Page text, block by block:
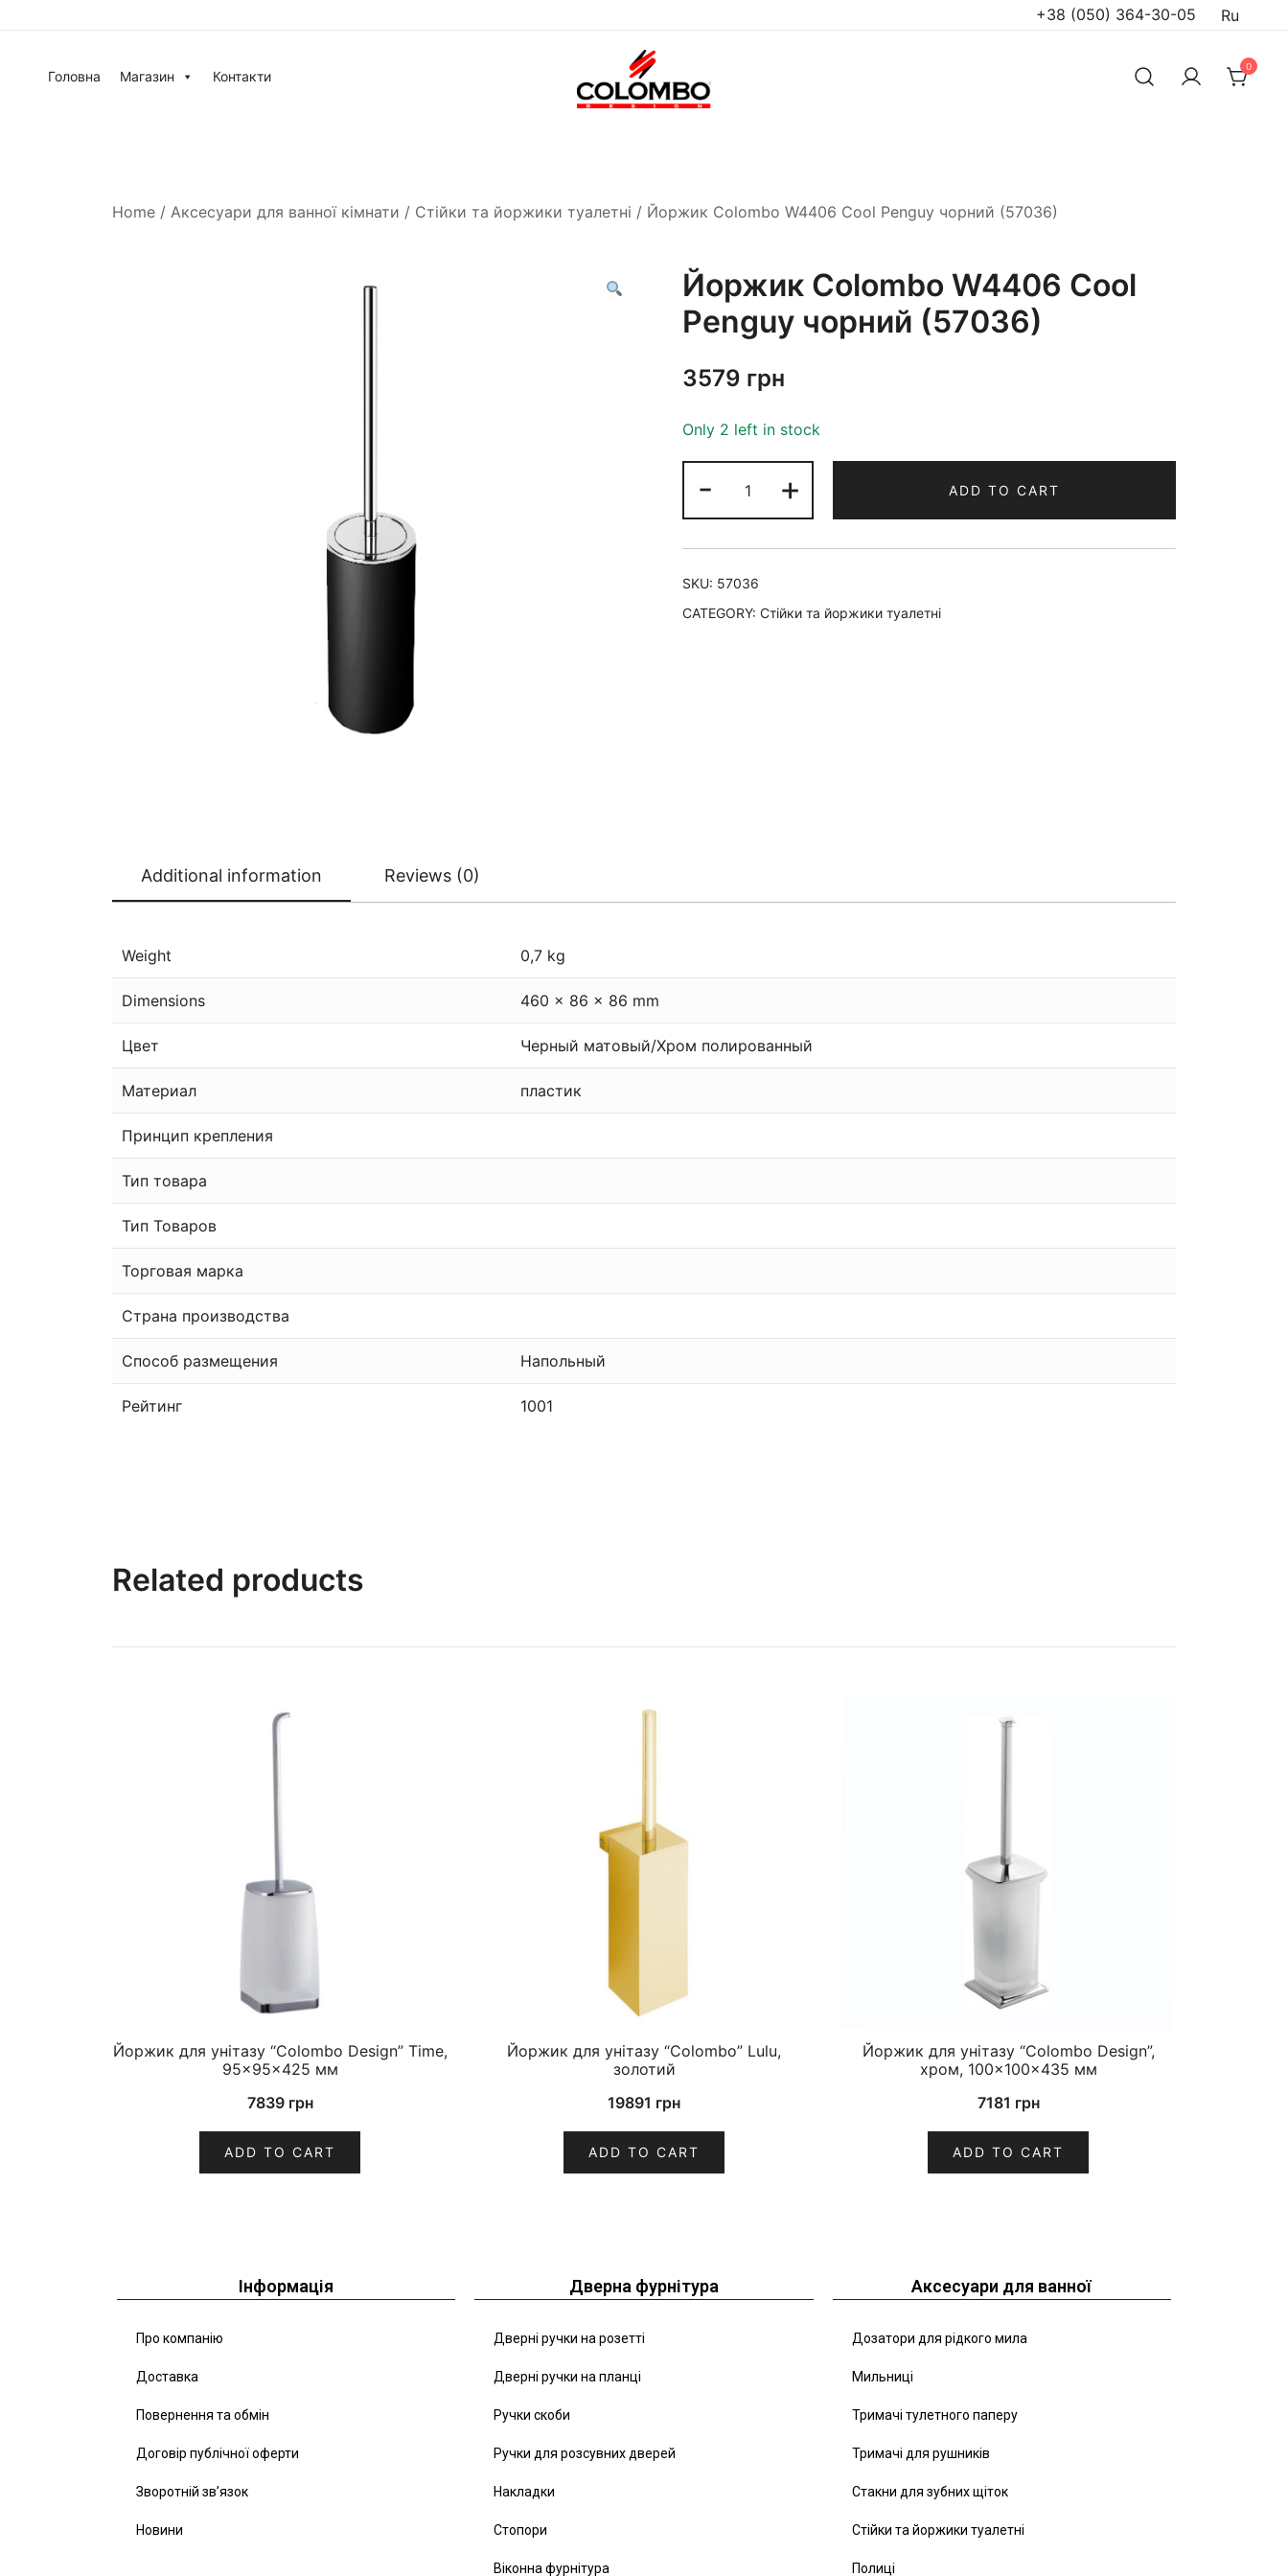
+38 (050) 364-30-05 Ru
Головна Магазин Контакти
0
Home / Аксесуари для ванної кімнати / Стійки та йоржики туалетні / Йоржик Colombo W4406 Cool Penguy чорний (57036)
Йоржик Colombo W4406 Cool
Penguy чорний (57036)
3579 грн
Only 2 left in stock
- + ADD TO CART
SKU: 57036
CATEGORY: Стійки та йоржики туалетні
Additional information Reviews (0)
Weight 0,7 kg
Dimensions 460 × 86 × 86 mm
Цвет Черный матовый/Хром полированный
Материал пластик
Принцип крепления
Тип товара
Тип Товаров
Торговая марка
Страна производства
Способ размещения Напольный
Рейтинг 1001
Related products
Йоржик для унітазу “Colombo Design” Time,
95×95×425 мм
7839 грн
ADD TO CART
Йоржик для унітазу “Colombo” Lulu,
золотий
19891 грн
ADD TO CART
Йоржик для унітазу “Colombo Design”,
хром, 100×100×435 мм
7181 грн
ADD TO CART
Інформація
Про компанію
Доставка
Повернення та обмін
Договір публічної оферти
Зворотній зв’язок
Новини
Дверна фурнітура
Дверні ручки на розетті
Дверні ручки на планці
Ручки скоби
Ручки для розсувних дверей
Накладки
Стопори
Віконна фурнітура
Аксесуари для ванної
Дозатори для рідкого мила
Мильниці
Тримачі тулетного паперу
Тримачі для рушників
Стакни для зубних щіток
Стійки та йоржики туалетні
Полиці